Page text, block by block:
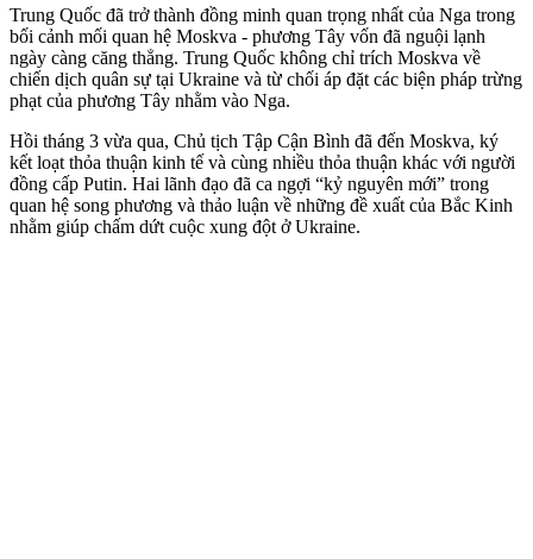
Trung Quốc đã trở thành đồng minh quan trọng nhất của Nga trong
bối cảnh mối quan hệ Moskva - phương Tây vốn đã nguội lạnh
ngày càng căng thẳng. Trung Quốc không chỉ trích Moskva về
chiến dịch quân sự tại Ukraine và từ chối áp đặt các biện pháp trừng
phạt của phương Tây nhằm vào Nga.
Hồi tháng 3 vừa qua, Chủ tịch Tập Cận Bình đã đến Moskva, ký
kết loạt thỏa thuận kinh tế và cùng nhiều thỏa thuận khác với người
đồng cấp Putin. Hai lãnh đạo đã ca ngợi “kỷ nguyên mới” trong
quan hệ song phương và thảo luận về những đề xuất của Bắc Kinh
nhằm giúp chấm dứt cuộc xung đột ở Ukraine.